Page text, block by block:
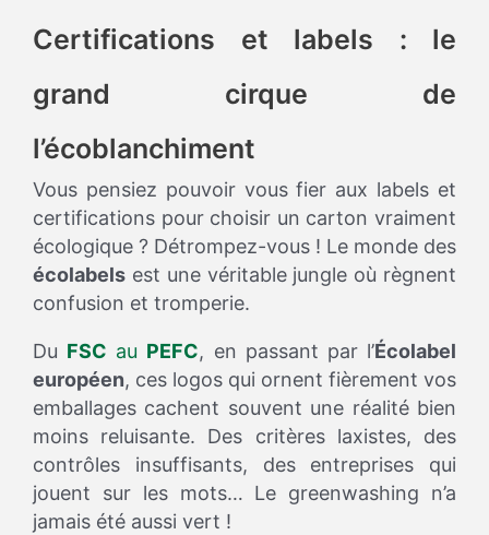
Certifications et labels : le
grand cirque de
l’écoblanchiment
Vous pensiez pouvoir vous fier aux labels et
certifications pour choisir un carton vraiment
écologique ? Détrompez-vous ! Le monde des
écolabels est une véritable jungle où règnent
confusion et tromperie.
Du FSC au PEFC, en passant par l’Écolabel
européen, ces logos qui ornent fièrement vos
emballages cachent souvent une réalité bien
moins reluisante. Des critères laxistes, des
contrôles insuffisants, des entreprises qui
jouent sur les mots… Le greenwashing n’a
jamais été aussi vert !